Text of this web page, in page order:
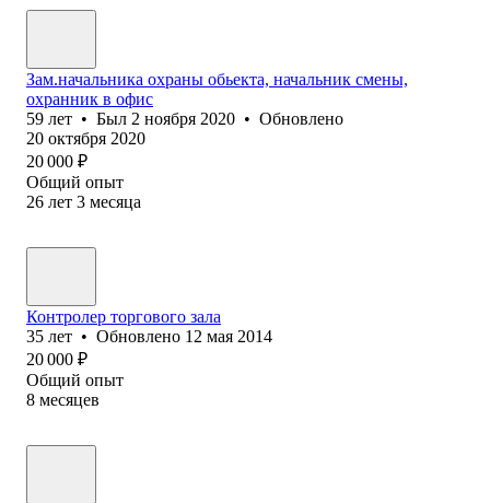
Зам.начальника охраны обьекта, начальник смены,
охранник в офис
59 лет • Был 2 ноября 2020 • Обновлено
20 октября 2020
20 000 ₽
Общий опыт
26 лет 3 месяца
Контролер торгового зала
35 лет • Обновлено 12 мая 2014
20 000 ₽
Общий опыт
8 месяцев